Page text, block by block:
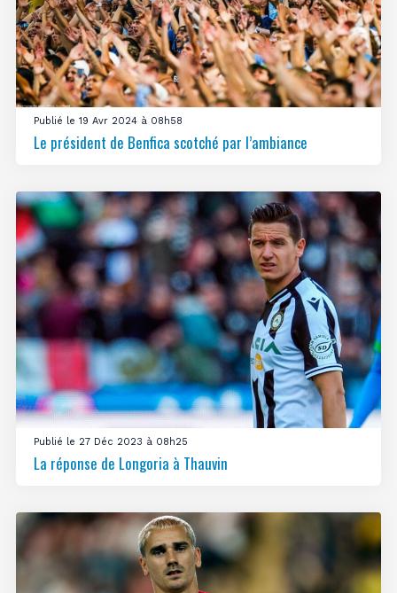
Publié le 19 Avr 2024 à 08h58
Le président de Benfica scotché par l’ambiance
Publié le 27 Déc 2023 à 08h25
La réponse de Longoria à Thauvin